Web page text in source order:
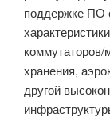
поддержке ПО
коммутаторов/
хранения,
другой